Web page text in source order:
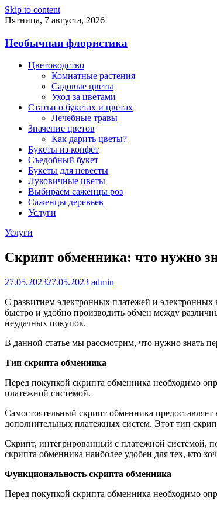
Skip to content
Пятница, 7 августа, 2026
Необычная флористика
Цветоводство
Комнатные растения
Садовые цветы
Уход за цветами
Статьи о букетах и цветах
Лечебные травы
Значение цветов
Как дарить цветы?
Букеты из конфет
Съедобный букет
Букеты для невесты
Луковичные цветы
Выбираем саженцы роз
Саженцы деревьев
Услуги
Услуги
Скрипт обменника: что нужно
27.05.202327.05.2023 admin
С развитием электронных платежей и
быстро и удобно производить обмен между
неудачных покупок.
В данной статье мы рассмотрим, что нужно знать
Тип скрипта обменника
Перед покупкой скрипта обменника необходимо
платежной системой.
Самостоятельный скрипт обменника
дополнительных платежных систем. Этот тип
Скрипт, интегрированный с платежной системой,
скрипта обменника наиболее удобен для тех, кто
Функциональность скрипта обменника
Перед покупкой скрипта обменника необходимо